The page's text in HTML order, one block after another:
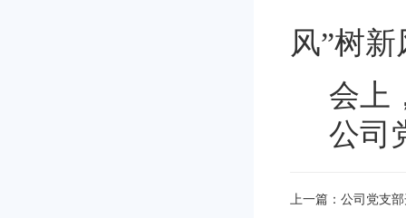
风”树
会上
公司
上一篇： 公司党支